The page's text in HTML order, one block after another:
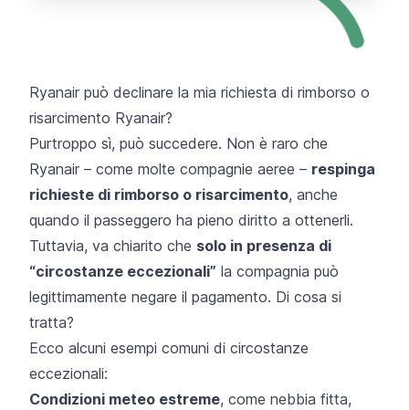
Ryanair può declinare la mia richiesta di rimborso o
risarcimento Ryanair?
Purtroppo sì, può succedere. Non è raro che
Ryanair – come molte compagnie aeree – respinga
richieste di rimborso o risarcimento, anche
quando il passeggero ha pieno diritto a ottenerli.
Tuttavia, va chiarito che solo in presenza di
“circostanze eccezionali” la compagnia può
legittimamente negare il pagamento. Di cosa si
tratta?
Ecco alcuni esempi comuni di circostanze
eccezionali:
Condizioni meteo estreme, come nebbia fitta,